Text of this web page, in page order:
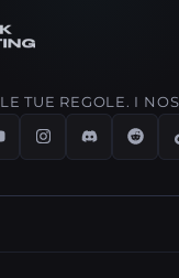
TUE REGOLE. I